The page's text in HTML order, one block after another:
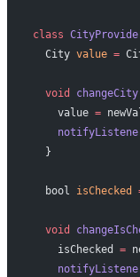
class
  City
value =
  void
changeCity
    value
=
  }
  bool
isChecked
  void
    isChecked
=